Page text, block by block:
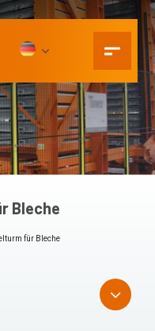
Bleche
für Bleche